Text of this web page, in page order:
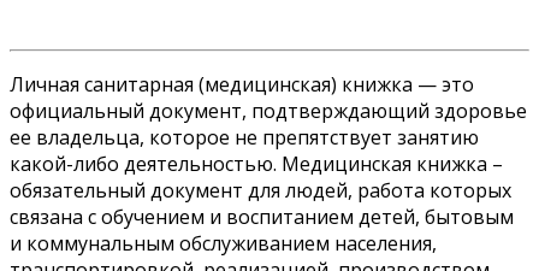
Личная санитарная (медицинская) книжка — это
официальный документ, подтверждающий здоровье
ее владельца, которое не препятствует занятию
какой-либо деятельностью. Медицинская книжка –
обязательный документ для людей, работа которых
связана с обучением и воспитанием детей, бытовым
и коммунальным обслуживанием населения,